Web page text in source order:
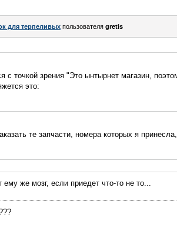
для терпеливых пользователя gretis
с точкой зрения "Это ынтырнет магазин,
это:
те запчасти, номера которых я
же мозг, если приедет что-то не то...